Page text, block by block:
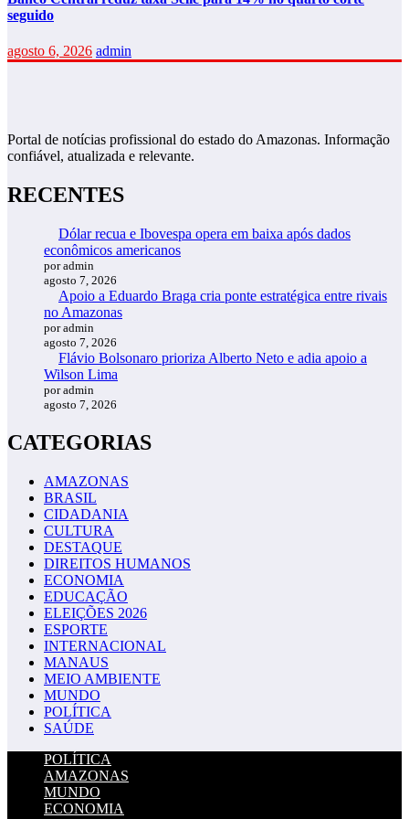
seguido
agosto 6, 2026 admin
Portal de notícias profissional do estado do Amazonas. Informação
confiável, atualizada e relevante.
RECENTES
Dólar recua e Ibovespa opera em baixa após dados
econômicos americanos
por admin
agosto 7, 2026
Apoio a Eduardo Braga cria ponte estratégica entre rivais
no Amazonas
por admin
agosto 7, 2026
Flávio Bolsonaro prioriza Alberto Neto e adia apoio a
Wilson Lima
por admin
agosto 7, 2026
CATEGORIAS
AMAZONAS
BRASIL
CIDADANIA
CULTURA
DESTAQUE
DIREITOS HUMANOS
ECONOMIA
EDUCAÇÃO
ELEIÇÕES 2026
ESPORTE
INTERNACIONAL
MANAUS
MEIO AMBIENTE
MUNDO
POLÍTICA
SAÚDE
POLÍTICA
AMAZONAS
MUNDO
ECONOMIA